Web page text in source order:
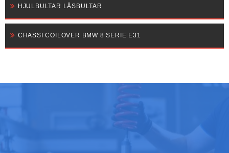
HJULBULTAR LÅSBULTAR
CHASSI COILOVER BMW 8 SERIE E31